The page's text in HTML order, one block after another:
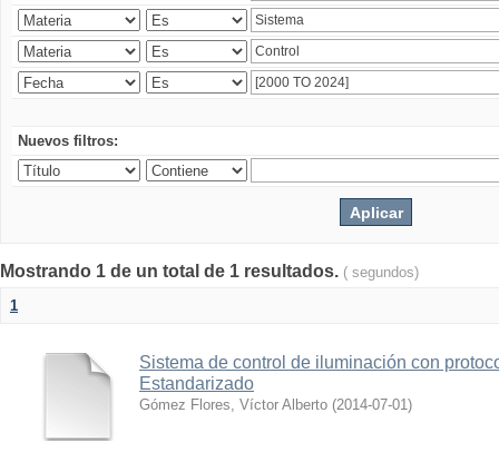
Nuevos filtros:
Mostrando 1 de un total de 1 resultados. ( segundos)
1
Sistema de control de iluminación con
Estandarizado
Gómez Flores, Víctor Alberto (2014-07-01)